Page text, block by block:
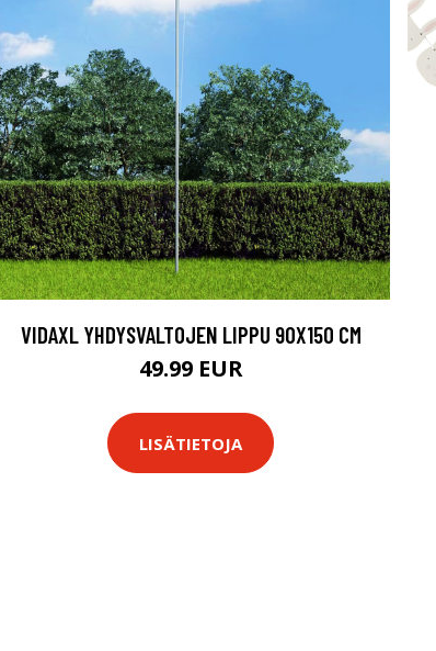
VIDAXL YHDYSVALTOJEN LIPPU 90X150 CM
49.99 EUR
LISÄTIETOJA